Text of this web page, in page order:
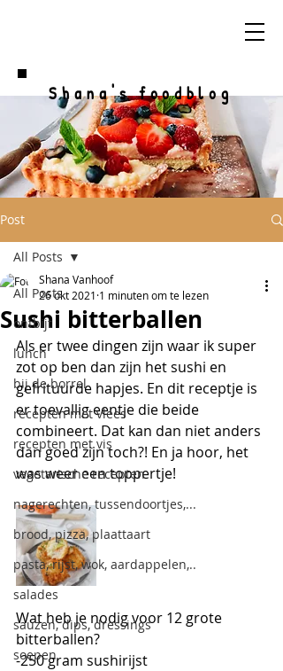
Shana's foodblog
Post
All Posts
ontbijt
lunch
bij de borrel
recepten met vlees
recepten met vis
vegetarische recepten
nagerechten, tussendoortjes,...
brood, pizza, plaattaart
pasta, rijst, wok, aardappelen,..
salades
sauzen, dips, dressings
soepen
All Posts
Sushi bitterballen
Shana Vanhoof
26 okt 2021 1 minuten om te lezen
Als er twee dingen zijn waar ik super
zot op ben dan zijn het sushi en
gefrituurde hapjes. En dit receptje is
er toevallig eentje die beide
combineert. Dat kan dan niet anders
dan goed zijn toch?! En ja hoor, het
was weer een toppertje!
Wat heb je nodig voor 12 grote
bitterballen?
-250 gram sushirijst